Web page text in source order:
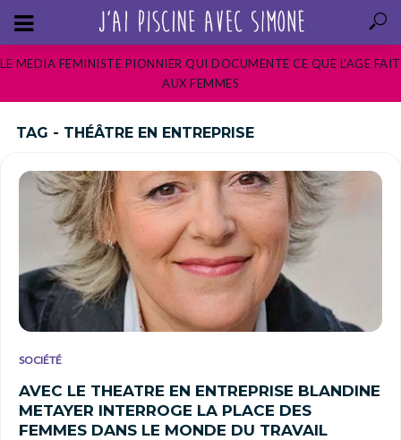
LE MEDIA FEMINISTE PIONNIER QUI DOCUMENTE CE QUE L’AGE FAIT
AUX FEMMES
TAG - THÉÂTRE EN ENTREPRISE
SOCIÉTÉ
AVEC LE THEATRE EN ENTREPRISE BLANDINE
METAYER INTERROGE LA PLACE DES
FEMMES DANS LE MONDE DU TRAVAIL